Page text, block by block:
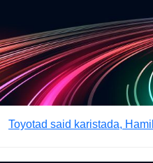
Toyotad said karistada,